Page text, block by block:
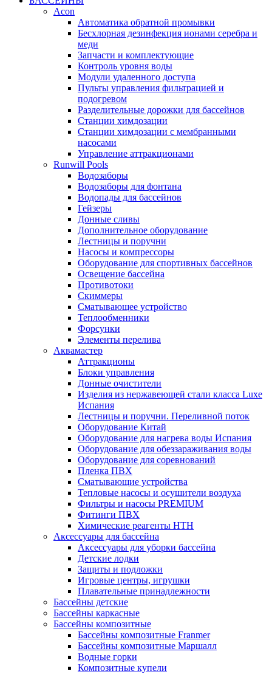
Acon
Автоматика обратной промывки
Беcхлорная дезинфекция ионами серебра и
меди
Запчасти и комплектующие
Контроль уровня воды
Модули удаленного доступа
Пульты управления фильтрацией и
подогревом
Разделительные дорожки для бассейнов
Станции химдозации
Станции химдозации с мембранными
насосами
Управление аттракционами
Runwill Pools
Водозаборы
Водозаборы для фонтана
Водопады для бассейнов
Гейзеры
Донные сливы
Дополнительное оборудование
Лестницы и поручни
Насосы и компрессоры
Оборудование для спортивных бассейнов
Освещение бассейна
Противотоки
Скиммеры
Сматывающее устройство
Теплообменники
Форсунки
Элементы перелива
Аквамастер
Аттракционы
Блоки управления
Донные очистители
Изделия из нержавеющей стали класса Luxe
Испания
Лестницы и поручни. Переливной поток
Оборудование Китай
Оборудование для нагрева воды Испания
Оборудование для обеззараживания воды
Оборудование для соревнований
Пленка ПВХ
Сматывающие устройства
Тепловые насосы и осушители воздуха
Фильтры и насосы PREMIUM
Фитинги ПВХ
Химические реагенты HTH
Аксессуары для бассейна
Аксессуары для уборки бассейна
Детские лодки
Защиты и подложки
Игровые центры, игрушки
Плавательные принадлежности
Бассейны детские
Бассейны каркасные
Бассейны композитные
Бассейны композитные Franmer
Бассейны композитные Маршалл
Водные горки
Композитные купели